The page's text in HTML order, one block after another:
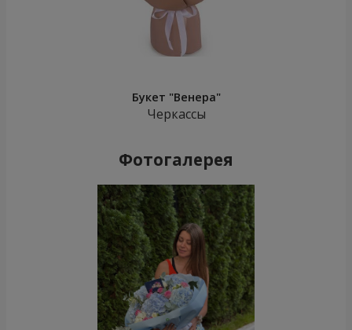
Букет "Венера"
Черкассы
Фотогалерея